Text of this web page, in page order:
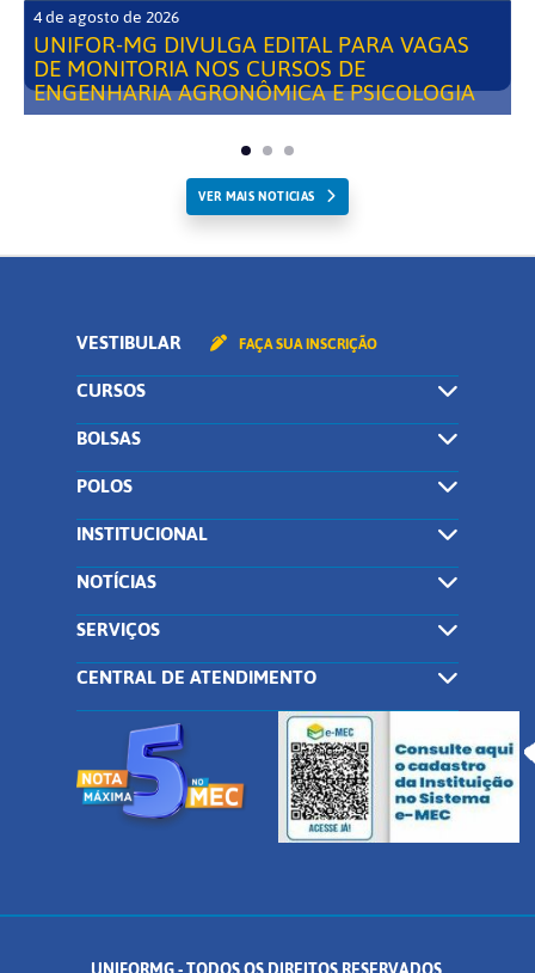
4 de agosto de 2026
UNIFOR-MG DIVULGA EDITAL PARA VAGAS
DE MONITORIA NOS CURSOS DE
ENGENHARIA AGRONÔMICA E PSICOLOGIA
VER MAIS NOTICIAS
VESTIBULAR FAÇA SUA INSCRIÇÃO
CURSOS
BOLSAS
POLOS
INSTITUCIONAL
NOTÍCIAS
SERVIÇOS
CENTRAL DE ATENDIMENTO